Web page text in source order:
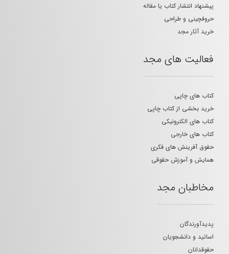
پیشنهاد انتشار کتاب یا مقاله
حروفچینی و طراحی
خرید آثار مجد
فعالیت های مجد
کتاب های چاپی
خرید بخشی از کتاب چاپی
کتاب های الکترونیکی
کتاب های خارجی
حقوق آفرینش های فکری
همایش و آموزش حقوقی
مخاطبان مجد
پدیدآورندگان
اساتید و دانشجویان
حقوقدانان